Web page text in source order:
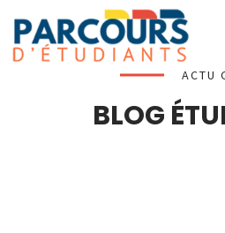
ACTU
BLOG